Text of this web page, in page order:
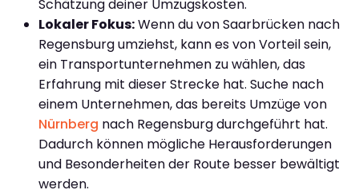
Schätzung deiner Umzugskosten.
Lokaler Fokus:Wenn du von Saarbrücken nach
Regensburg umziehst, kann es von Vorteil sein,
ein Transportunternehmen zu wählen, das
Erfahrung mit dieser Strecke hat. Suche nach
einem Unternehmen, das bereits Umzüge von
Nürnberg nach Regensburg durchgeführt hat.
Dadurch können mögliche Herausforderungen
und Besonderheiten der Route besser bewältigt
werden.